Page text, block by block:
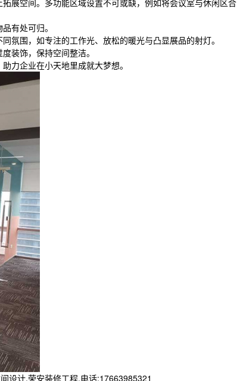
展空间。多功能区域设置不可或缺，例如将会议室与休闲区合
有处可归。
氛围，如专注的工作光、放松的暖光与凸显展品的射灯。
装饰，保持空间整洁。
力企业在小天地里成就大梦想。
设计,荣安装修工程,电话:17663985321